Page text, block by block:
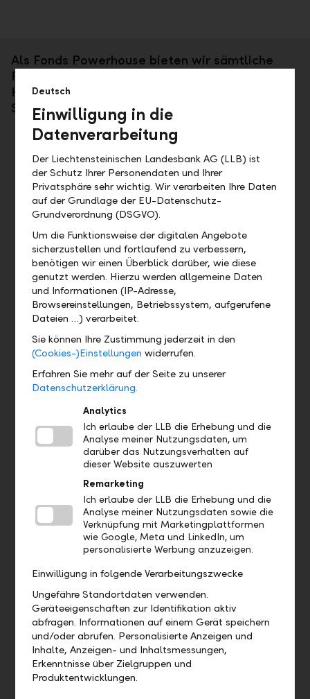
Als Fonds Powerhouse bieten wir sämtliche
Produkte und Dienstleistungen in unseren
Heimmärkten Liechtenstein, Österreich und
Schweiz an.
LLB Fund Services AG
Die LLB Fund Services AG zählt mit einer ganzheitlichen
und bedürfnisorientierten Beratung zu den führenden
Anbietern von Private Label Fonds in Liechtenstein –
getragen von über 30 Jahren Erfahrung und fundierter
Marktkenntnis. Zu Ihren Vorteilen gehört unser
Liechtenstein profitieren Sie von einer sehr kurzen
Zulassungsfristen. Zusätzlich sind unsere
Fondsdienstleistungen für Sie bezüglich Steuern, Gebühren
und Abgaben äusserst attraktiv.
Die LLB Invest KAG bietet Ihnen mit über 30-jähriger
Komplettlösungen in den Bereichen Publikumsfonds,
Grossanleger- und Spezialfonds nach österreichischem
Recht sowie Non-EU-AIFs an. Wir heben uns durch unser
umfassendes Know-how in steuerlichen,
aufsichtsrechtlichen und bilanztechnischen Fragen auf
nationaler und internationaler Ebene ab. Wir stehen Ihnen
als erfahrenes und gut eingespieltes Beraterteam zur
Seite.
Mehr
LLB Immo KAG
Die LLB Immo KAG ist in Österreich Innovations- und
Wachstumsführer und deckt mir ihrer Fondspalette das
gesamte Immobilienspektrum ab. Der Schwerpunkt liegt
dabei auf Gewerbeimmobilien in Österreich und
Deutschland. Dank eines erfahrenen Expertenteams bieten
Deutsch
Einwilligung in die
Datenverarbeitung
Der Liechtensteinischen Landesbank AG (LLB) ist
der Schutz Ihrer Personendaten und Ihrer
Privatsphäre sehr wichtig. Wir verarbeiten Ihre Daten
auf der Grundlage der EU-Datenschutz-
Grundverordnung (DSGVO).
Um die Funktionsweise der digitalen Angebote
sicherzustellen und fortlaufend zu verbessern,
benötigen wir einen Überblick darüber, wie diese
genutzt werden. Hierzu werden allgemeine Daten
und Informationen (IP-Adresse,
Browsereinstellungen, Betriebssystem, aufgerufene
Dateien …) verarbeitet.
Sie können Ihre Zustimmung jederzeit in den
(Cookies-)Einstellungen widerrufen.
Erfahren Sie mehr auf der Seite zu unserer
Datenschutzerklärung.
Analytics
Ich erlaube der LLB die Erhebung und die
Analyse meiner Nutzungsdaten, um
darüber das Nutzungsverhalten auf
dieser Website auszuwerten
Remarketing
Ich erlaube der LLB die Erhebung und die
Analyse meiner Nutzungsdaten sowie die
Verknüpfung mit Marketingplattformen
wie Google, Meta und LinkedIn, um
personalisierte Werbung anzuzeigen.
Einwilligung in folgende Verarbeitungszwecke
Ungefähre Standortdaten verwenden.
Geräteeigenschaften zur Identifikation aktiv
abfragen. Informationen auf einem Gerät speichern
und/oder abrufen. Personalisierte Anzeigen und
Inhalte, Anzeigen- und Inhaltsmessungen,
Erkenntnisse über Zielgruppen und
Produktentwicklungen.